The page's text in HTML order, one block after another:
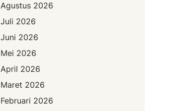
Agustus 2026
Juli 2026
Juni 2026
Mei 2026
April 2026
Maret 2026
Februari 2026